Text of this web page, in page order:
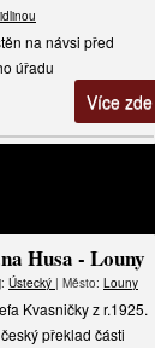
na návsi před
úřadu
Více zde
Husa - Louny
Ústecký | Město: Louny
Kvasničky z r.1925.
překlad části